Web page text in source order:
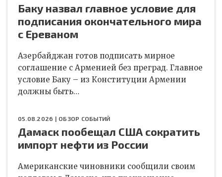
Баку назвал главное условие для
подписания окончательного мира
с Ереваном
Азербайджан готов подписать мирное
соглашение с Арменией без преград. Главное
условие Баку – из Конституции Армении
должны быть…
05.08.2026 | ОБЗОР СОБЫТИЙ
Дамаск пообещал США сократить
импорт нефти из России
Американские чиновники сообщили своим